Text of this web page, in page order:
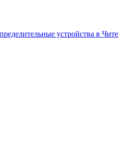
устройства в Чите